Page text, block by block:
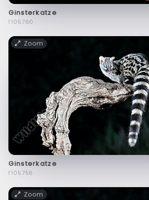
Ginsterkatze
f105760
Zoom
Ginsterkatze
f105756
Zoom